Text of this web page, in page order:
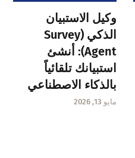
وكيل الاستبيان
الذكي (Survey
Agent): أنشئ
استبيانك تلقائياً
بالذكاء الاصطناعي
مايو 13, 2026